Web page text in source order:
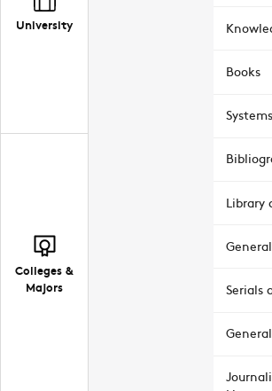
University
Colleges &
Majors
Books
Systems
Library
Serials